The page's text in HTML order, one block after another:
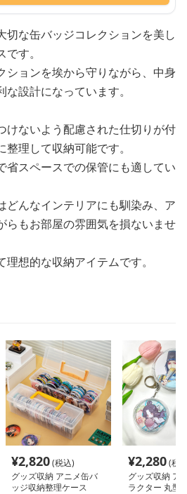
切な缶バッジコレクションを美し
す。
ションを埃から守りながら、中身
設計になっています。
けないよう配慮された仕切りが付
理して収納可能です。
省スペースでの保管にも適してい
どんなインテリアにも馴染み、ア
らもお部屋の雰囲気を損ないませ
想的な収納アイテムです。
¥2,820(税込)
グッズ収納 アニメ缶バ
ッジ収納整理ケース
¥2,280(税
グッズ収納 ア
ラクター 丸型